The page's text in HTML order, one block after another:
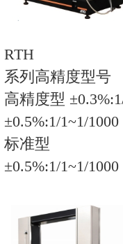
RTH
系列高精度型号
高精度型
±0.5%:1/1~1/1000
标准型
±0.5%:1/1~1/1000